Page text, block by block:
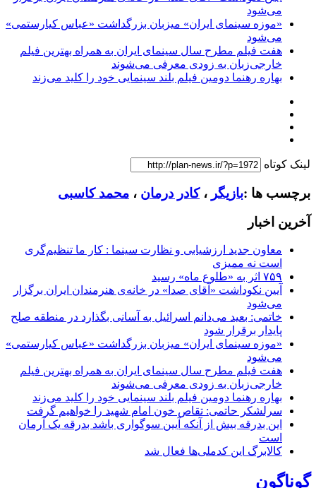
می‌شود
«موزه سینمای ایران» میزبان بزرگداشت «عباس کیارستمی»
می‌شود
هفت فیلم مطرح سال سینمای ایران به همراه بهترین فیلم
خارجی‌زبان به زودی معرفی می‌شوند
بهاره رهنما دومین فیلم بلند سینمایی خود را کلید می‌زند
لینک کوتاه
برچسب ها :بازیگر ،کادر درمان ، محمد کاسبی
آخرین اخبار
معاون جدید ارزشیابی و نظارت سینما : کار ما تنظیم‌گری
است نه ممیزی
۷۵۹ اثر به «طلوع ماه» رسید
آیین نکوداشت «آقای صدا» در خانه‌ی هنرمندان ایران برگزار
می‌شود
خاتمی: بعید می‌دانم اسرائیل به آسانی بگذارد در منطقه صلح
پایدار برقرار شود
«موزه سینمای ایران» میزبان بزرگداشت «عباس کیارستمی»
می‌شود
هفت فیلم مطرح سال سینمای ایران به همراه بهترین فیلم
خارجی‌زبان به زودی معرفی می‌شوند
بهاره رهنما دومین فیلم بلند سینمایی خود را کلید می‌زند
سرلشکر حاتمی: تقاص خون امام شهید را خواهیم گرفت
این بدرقه بیش از آنکه آیین سوگواری باشد بدرقه یک آرمان
است
کالابرگ این کدملی‌ها فعال شد
گوناگون